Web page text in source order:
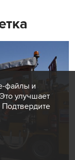
файлы и
улучшает
Подтвердите